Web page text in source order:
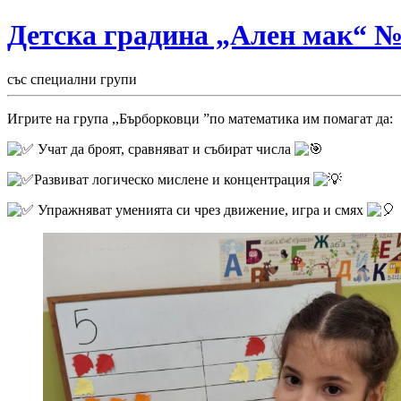
Детска градина „Ален мак“
със специални групи
Игрите на група ,,Бърборковци ”по математика им помагат да:
Учат да броят, сравняват и събират числа
Развиват логическо мислене и концентрация
Упражняват уменията си чрез движение, игра и смях